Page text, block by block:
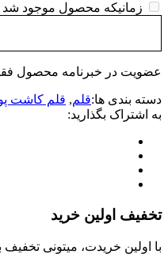
زمانیکه محصول موجود شد
عضویت در خبرنامه محصول
دسته بندی ها:قلم, قلم کاشت
به اشتراک بگذارید:
تخفیف اولین خرید
با اولین خریدت، میتونی تخفیف بگیری از 1 تا 10